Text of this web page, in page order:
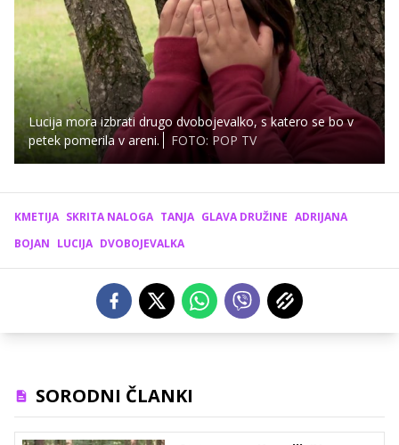
Lucija mora izbrati drugo dvobojevalko, s katero se bo v
petek pomerila v areni.
FOTO: POP TV
KMETIJA SKRITA NALOGA TANJA GLAVA DRUŽINE ADRIJANA
BOJAN LUCIJA DVOBOJEVALKA
SORODNI ČLANKI